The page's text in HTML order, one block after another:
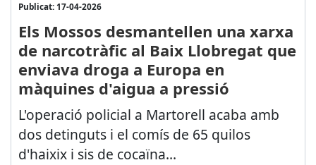
Publicat: 17-04-2026
Els Mossos desmantellen una xarxa
de narcotràfic al Baix Llobregat que
enviava droga a Europa en
màquines d'aigua a pressió
L'operació policial a Martorell acaba amb
dos detinguts i el comís de 65 quilos
d'haixix i sis de cocaïna...